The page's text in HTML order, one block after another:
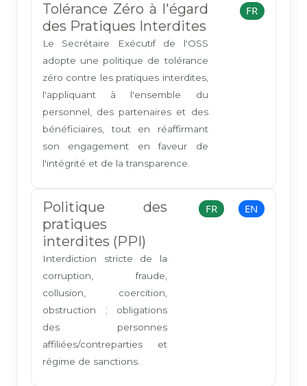
Tolérance Zéro à l'égard
des Pratiques Interdites
Le Secrétaire Exécutif de l'OSS
adopte une politique de tolérance
zéro contre les pratiques interdites,
l'appliquant à l'ensemble du
personnel, des partenaires et des
bénéficiaires, tout en réaffirmant
son engagement en faveur de
l'intégrité et de la transparence.
FR
Politique des
pratiques
interdites (PPI)
Interdiction stricte de la
corruption, fraude,
collusion, coercition,
obstruction ; obligations
des personnes
affiliées/contreparties et
régime de sanctions.
FR EN